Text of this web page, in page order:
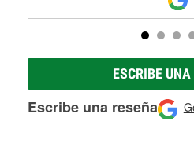
ESCRIBE
Escribe una reseña